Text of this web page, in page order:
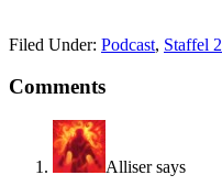
Filed Under: Podcast, Staffel 2
Comments
Alliser says